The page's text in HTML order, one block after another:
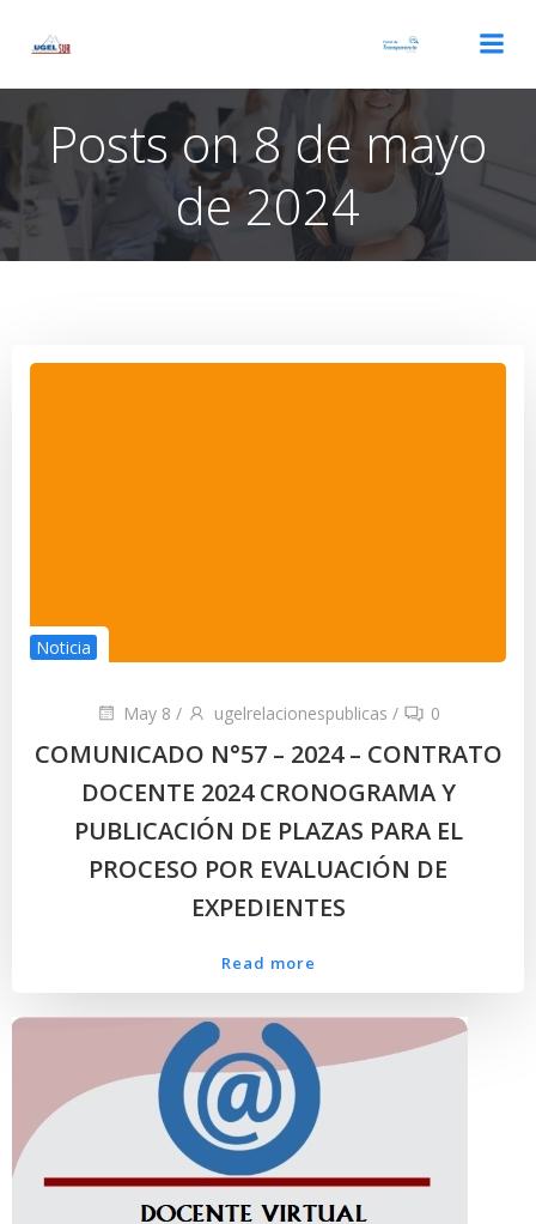
Posts on 8 de mayo
de 2024
Noticia
May 8 / ugelrelacionespublicas / 0
COMUNICADO N°57 – 2024 – CONTRATO
DOCENTE 2024 CRONOGRAMA Y
PUBLICACIÓN DE PLAZAS PARA EL
PROCESO POR EVALUACIÓN DE
EXPEDIENTES
Read more